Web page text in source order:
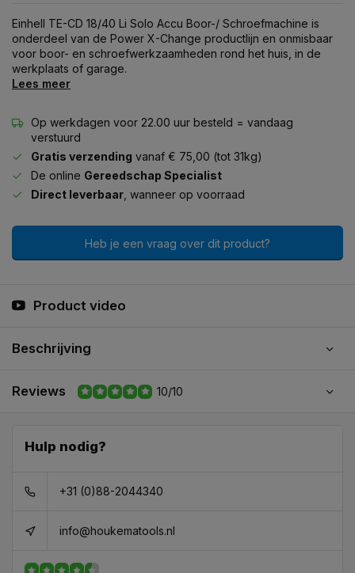
Einhell TE-CD 18/40 Li Solo Accu Boor-/ Schroefmachine is
onderdeel van de Power X-Change productlijn en onmisbaar
voor boor- en schroefwerkzaamheden rond het huis, in de
werkplaats of garage.
Lees meer
Op werkdagen voor 22.00 uur besteld = vandaag
verstuurd
Gratis verzending vanaf € 75,00 (tot 31kg)
De online Gereedschap Specialist
Direct leverbaar , wanneer op voorraad
Heb je een vraag over dit product?
Product video
Beschrijving
Reviews 10/10
Hulp nodig?
+31 (0)88-2044340
info@houkematools.nl